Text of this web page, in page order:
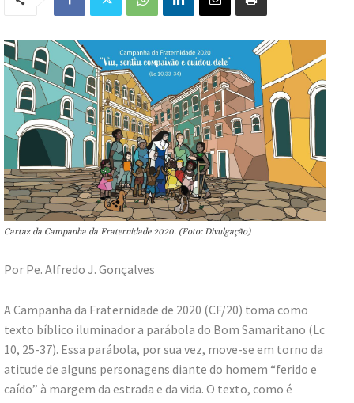
Cartaz da Campanha da Fraternidade 2020. (Foto: Divulgação)
Por Pe. Alfredo J. Gonçalves
A Campanha da Fraternidade de 2020 (CF/20) toma como
texto bíblico iluminador a parábola do Bom Samaritano (Lc
10, 25-37). Essa parábola, por sua vez, move-se em torno da
atitude de alguns personagens diante do homem “ferido e
caído” à margem da estrada e da vida. O texto, como é